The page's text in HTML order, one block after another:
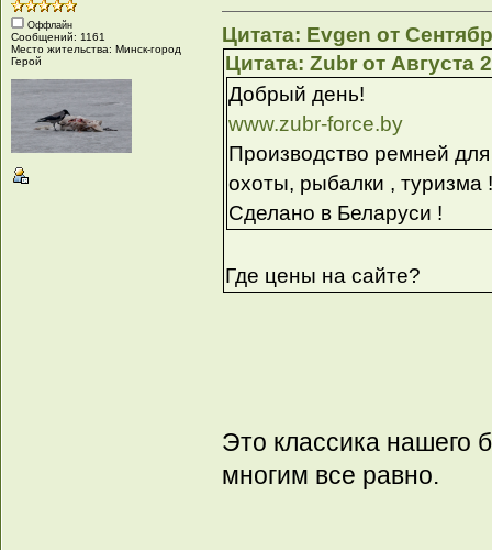
Оффлайн
Сообщений: 1161
Место жительства: Минск-город
Герой
Цитата: Evgen от
Цитата: Zubr от Августа
Добрый день!
www.zubr-force.by
Производство ремней для
охоты, рыбалки , туризма
Сделано в Беларуси !
Где цены на сайте?
Это классика нашего
многим все равно.